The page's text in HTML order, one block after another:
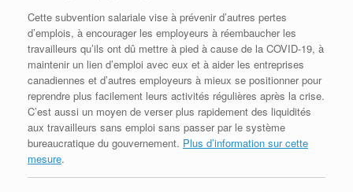
Cette subvention salariale vise à prévenir d’autres pertes
d’emplois, à encourager les employeurs à réembaucher les
travailleurs qu’ils ont dû mettre à pied à cause de la COVID-19, à
maintenir un lien d’emploi avec eux et à aider les entreprises
canadiennes et d’autres employeurs à mieux se positionner pour
reprendre plus facilement leurs activités régulières après la crise.
C’est aussi un moyen de verser plus rapidement des liquidités
aux travailleurs sans emploi sans passer par le système
bureaucratique du gouvernement. Plus d’information sur cette
mesure.